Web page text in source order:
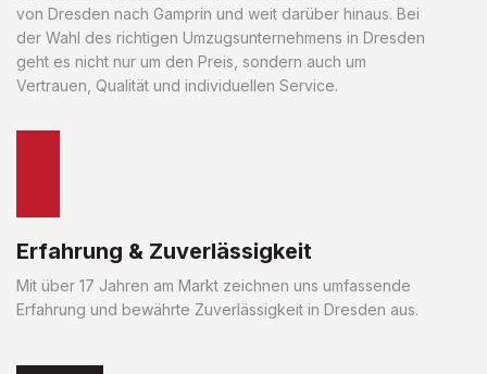
von Dresden nach Gamprin und weit darüber hinaus. Bei
der Wahl des richtigen Umzugsunternehmens in Dresden
geht es nicht nur um den Preis, sondern auch um
Vertrauen, Qualität und individuellen Service.
Erfahrung & Zuverlässigkeit
Mit über 17 Jahren am Markt zeichnen uns umfassende
Erfahrung und bewährte Zuverlässigkeit in Dresden aus.